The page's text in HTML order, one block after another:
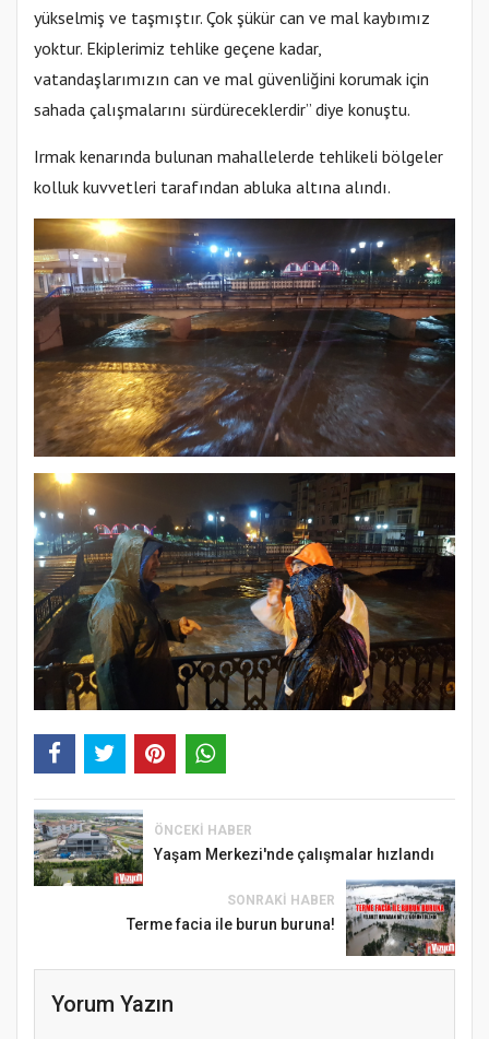
yükselmiş ve taşmıştır. Çok şükür can ve mal kaybımız
yoktur. Ekiplerimiz tehlike geçene kadar,
vatandaşlarımızın can ve mal güvenliğini korumak için
sahada çalışmalarını sürdüreceklerdir” diye konuştu.
Irmak kenarında bulunan mahallelerde tehlikeli bölgeler
kolluk kuvvetleri tarafından abluka altına alındı.
ÖNCEKI HABER
Yaşam Merkezi'nde çalışmalar hızlandı
SONRAKI HABER
Terme facia ile burun buruna!
Yorum Yazın